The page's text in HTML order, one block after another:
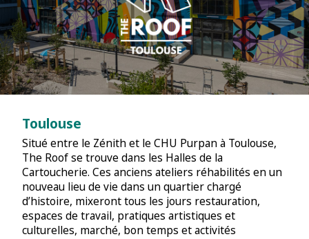
Toulouse
Situé entre le Zénith et le CHU Purpan à Toulouse,
The Roof se trouve dans les Halles de la
Cartoucherie. Ces anciens ateliers réhabilités en un
nouveau lieu de vie dans un quartier chargé
d’histoire, mixeront tous les jours restauration,
espaces de travail, pratiques artistiques et
culturelles, marché, bon temps et activités